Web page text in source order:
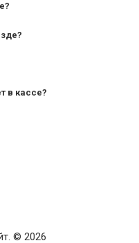
— от 10 лет и
7 лет.
в кассе?
заказа;
пассажира, на
© 2026